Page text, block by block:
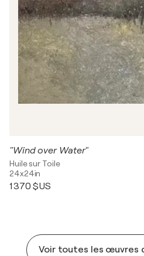
"Wind over Water"
Huile sur Toile
24x24in
1 370 $US
Voir toutes les œuvres